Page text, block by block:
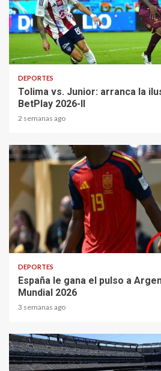
2 min read
DEPORTES
Tolima vs. Junior: arranca la
BetPlay 2026-II
2 semanas ago
1 min read
DEPORTES
España le gana el pulso a
Mundial 2026
3 semanas ago